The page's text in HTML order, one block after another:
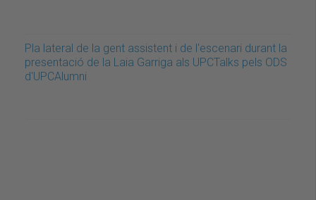
Pla lateral de la gent assistent i de l'escenari durant la
presentació de la Laia Garriga als UPCTalks pels ODS
d'UPCAlumni